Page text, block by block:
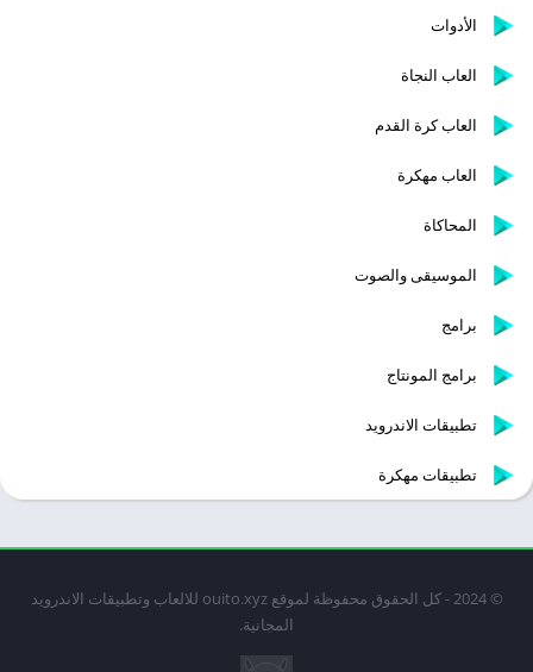
الأدوات
العاب النجاة
العاب كرة القدم
العاب مهكرة
المحاكاة
الموسيقى والصوت
برامج
برامج المونتاج
تطبيقات الاندرويد
تطبيقات مهكرة
© 2024 - كل الحقوق محفوظة لموقع ouito.xyz للالعاب وتطبيقات الاندرويد
المجانية.